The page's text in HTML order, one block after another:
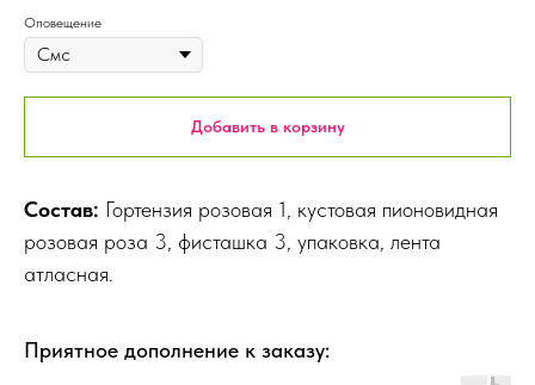
Оповещение
Добавить в корзину
Состав: Гортензия розовая 1, кустовая пионовидная
розовая роза 3, фисташка 3, упаковка, лента
атласная.
Приятное дополнение к заказу: